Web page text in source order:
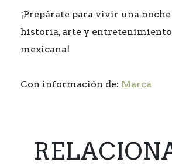
¡Prepárate para vivir una
historia, arte y
mexicana!
Con información de: Marca